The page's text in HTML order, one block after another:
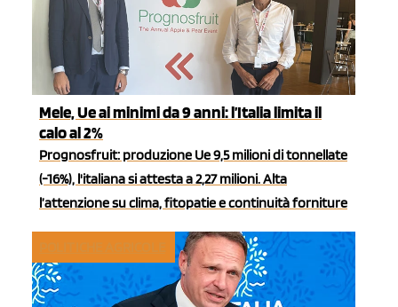
Mele, Ue ai minimi da 9 anni: l’Italia limita il
calo al 2%
Prognosfruit: produzione Ue 9,5 milioni di tonnellate
(-16%), l'italiana si attesta a 2,27 milioni. Alta
l’attenzione su clima, fitopatie e continuità forniture